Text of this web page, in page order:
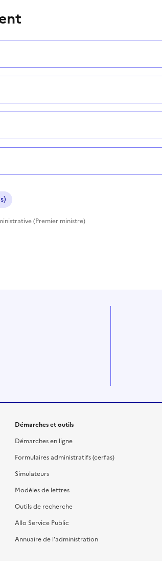
(Premier ministre)
Démarches et outils
Démarches en ligne
Formulaires administratifs (cerfas)
Simulateurs
Modèles de lettres
Outils de recherche
Allo Service Public
Annuaire de l'administration